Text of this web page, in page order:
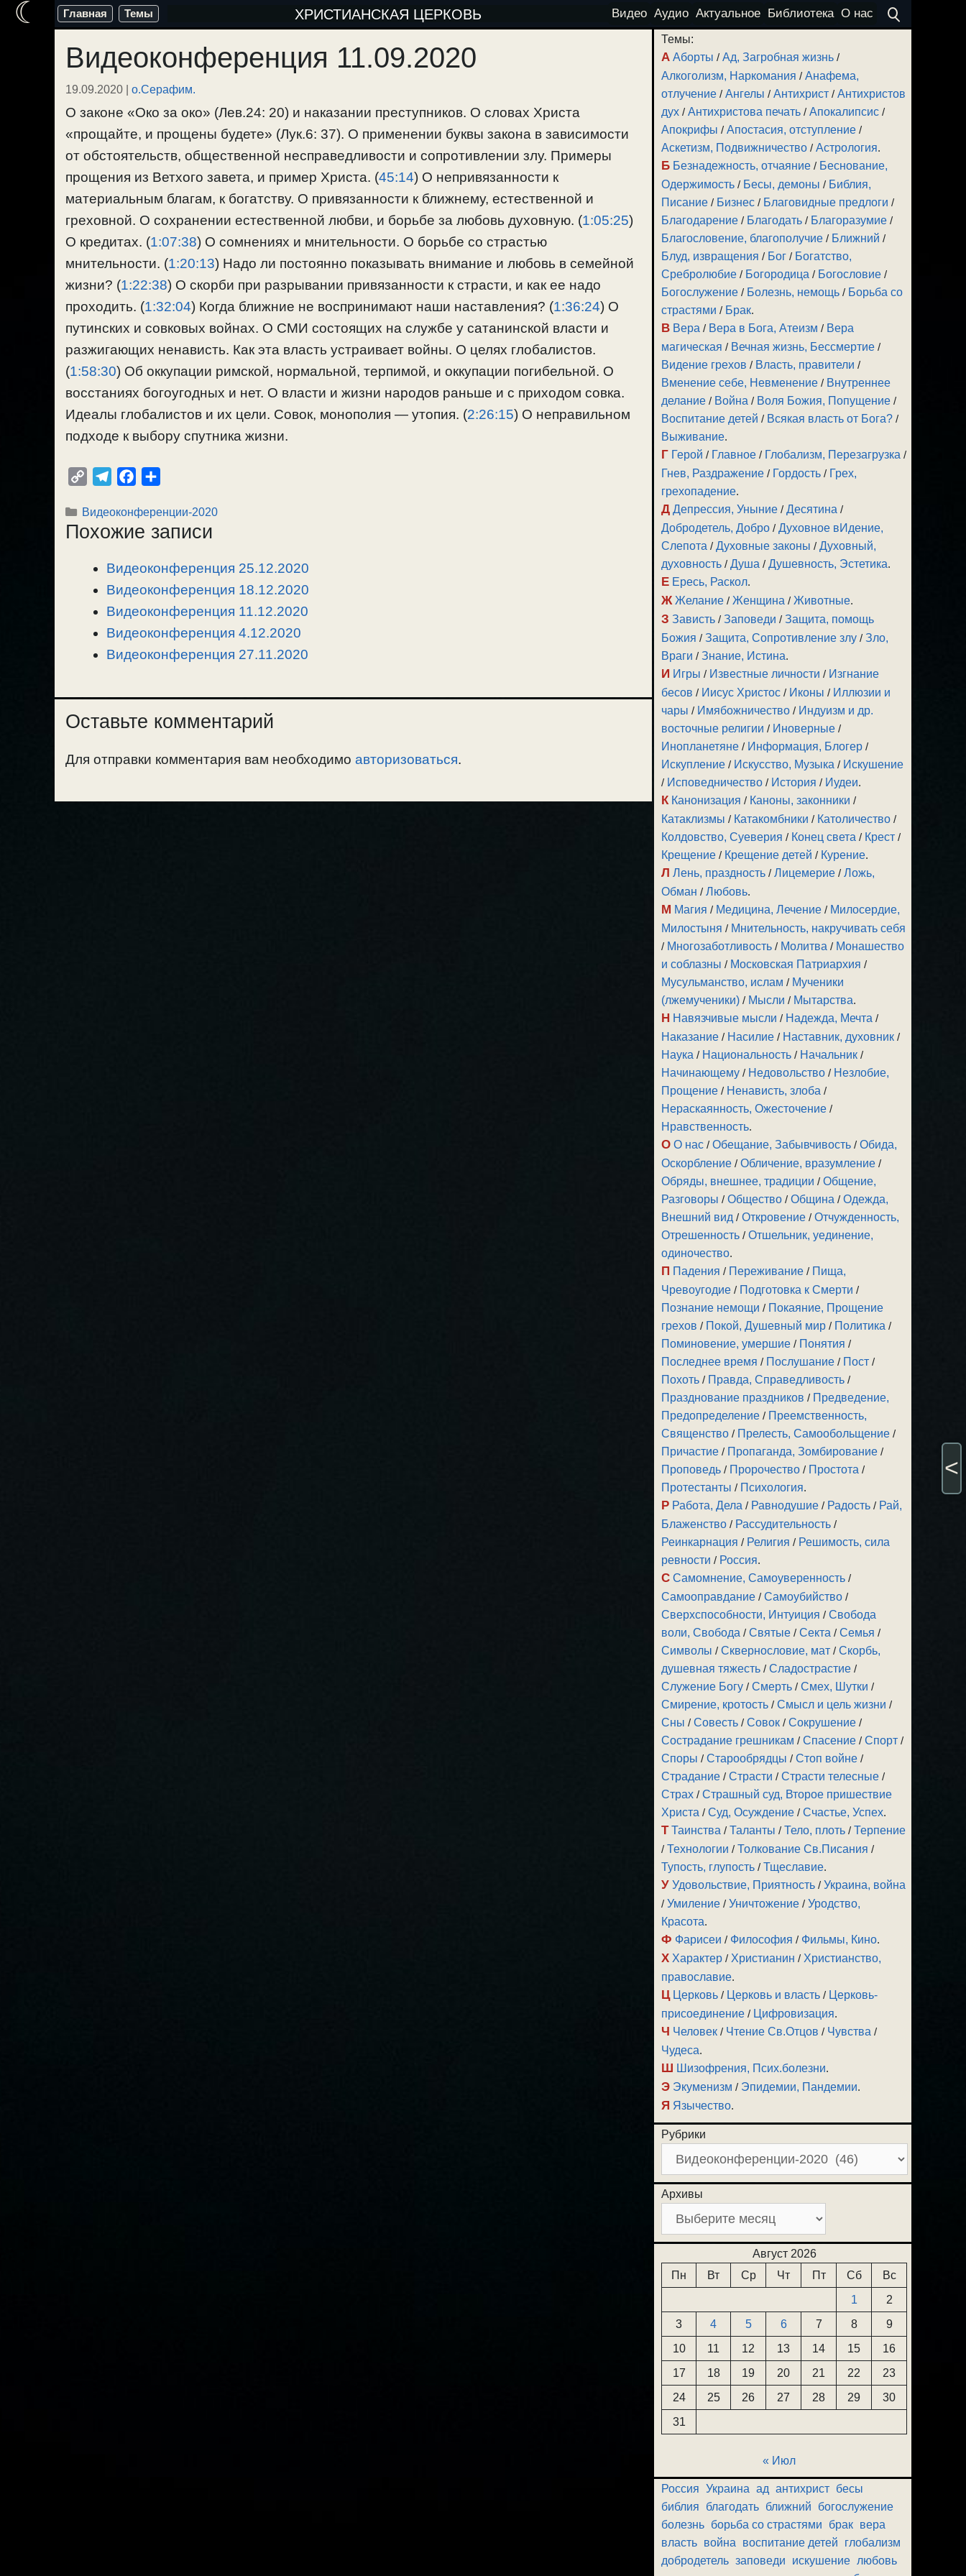
Перейти
содержимому
Главная Темы ХРИСТИАНСКАЯ ЦЕРКОВЬ Видео Аудио Актуальное Библиотека О нас
Видеоконференция 11.09.2020
19.09.2020 | о.Серафим.
О законе «Око за око» (Лев.24: 20) и наказании преступников. О словах Христа
«прощайте, и прощены будете» (Лук.6: 37). О применении буквы закона в зависимости
от обстоятельств, общественной несправедливости и сопротивлении злу. Примеры
прощения из Ветхого завета, и пример Христа. (45:14) О непривязанности к
материальным благам, к богатству. О привязанности к ближнему, естественной и
греховной. О сохранении естественной любви, и борьбе за любовь духовную. (1:05:25)
О кредитах. (1:07:38) О сомнениях и мнительности. О борьбе со страстью
мнительности. (1:20:13) Надо ли постоянно показывать внимание и любовь в семейной
жизни? (1:22:38) О скорби при разрывании привязанности к страсти, и как ее надо
проходить. (1:32:04) Когда ближние не воспринимают наши наставления? (1:36:24) О
путинских и совковых войнах. О СМИ состоящих на службе у сатанинской власти и
разжигающих ненависть. Как эта власть устраивает войны. О целях глобалистов.
(1:58:30) Об оккупации римской, нормальной, терпимой, и оккупации погибельной. О
восстаниях богоугодных и нет. О власти и жизни народов раньше и с приходом совка.
Идеалы глобалистов и их цели. Совок, монополия — утопия. (2:26:15) О неправильном
подходе к выбору спутника жизни.
p
y
l
e
r
a
m
c
e
o
o
k
п
р
в
и
т
Рубрики
Видеоконференции-2020
Похожие записи
Видеоконференция 25.12.2020
Видеоконференция 18.12.2020
Видеоконференция 11.12.2020
Видеоконференция 4.12.2020
Видеоконференция 27.11.2020
Оставьте комментарий
Для отправки комментария вам необходимо авторизоваться.
Темы:
А Аборты /Ад, Загробная жизнь /
Алкоголизм, Наркомания /Анафема,
отлучение /Ангелы /Антихрист /Антихристов
дух /Антихристова печать /Апокалипсис /
Апокрифы /Апостасия, отступление /
Аскетизм, Подвижничество /Астрология.
Б Безнадежность, отчаяние / Беснование,
Одержимость / Бесы, демоны / Библия,
Писание / Бизнес / Благовидные предлоги /
Благодарение / Благодать / Благоразумие /
Благословение, благополучие / Ближний /
Блуд, извращения / Бог / Богатство,
Сребролюбие / Богородица / Богословие /
Богослужение / Болезнь, немощь / Борьба со
страстями / Брак.
В Вера / Вера в Бога, Атеизм / Вера
магическая / Вечная жизнь, Бессмертие /
Видение грехов / Власть, правители /
Вменение себе, Невменение / Внутреннее
делание / Война / Воля Божия, Попущение /
Воспитание детей / Всякая власть от Бога? /
Выживание.
Г Герой / Главное / Глобализм, Перезагрузка /
Гнев, Раздражение / Гордость / Грех,
грехопадение.
Д Депрессия, Уныние /Десятина /
Добродетель, Добро /Духовное вИдение,
Слепота /Духовные законы /Духовный,
духовность /Душа /Душевность, Эстетика.
Е Ересь, Раскол.
Ж Желание /Женщина /Животные.
З Зависть /Заповеди /Защита, помощь
Божия /Защита, Сопротивление злу /Зло,
Враги /Знание, Истина.
И Игры / Известные личности / Изгнание
бесов / Иисус Христос / Иконы / Иллюзии и
чары / Имябожничество / Индуизм и др.
восточные религии / Иноверные /
Инопланетяне / Информация, Блогер /
Искупление / Искусство, Музыка / Искушение
/ Исповедничество / История / Иудеи.
К Канонизация / Каноны, законники /
Катаклизмы / Катакомбники / Католичество /
Колдовство, Суеверия / Конец света / Крест /
Крещение / Крещение детей / Курение.
Л Лень, праздность /Лицемерие /Ложь,
Обман /Любовь.
М Магия / Медицина, Лечение / Милосердие,
Милостыня / Мнительность, накручивать себя
/ Многозаботливость / Молитва / Монашество
и соблазны / Московская Патриархия /
Мусульманство, ислам / Мученики
(лжемученики) / Мысли / Мытарства.
Н Навязчивые мысли / Надежда, Мечта /
Наказание / Насилие / Наставник, духовник /
Наука / Национальность / Начальник /
Начинающему / Недовольство / Незлобие,
Прощение / Ненависть, злоба /
Нераскаянность, Ожесточение /
Нравственность.
О О нас /Обещание, Забывчивость /Обида,
Оскорбление /Обличение, вразумление /
Обряды, внешнее, традиции /Общение,
Разговоры /Общество /Община /Одежда,
Внешний вид /Откровение /Отчужденность,
Отрешенность /Отшельник, уединение,
одиночество.
П Падения / Переживание / Пища,
Чревоугодие / Подготовка к Смерти /
Познание немощи / Покаяние, Прощение
грехов / Покой, Душевный мир / Политика /
Поминовение, умершие / Понятия /
Последнее время / Послушание / Пост /
Похоть / Правда, Справедливость /
Празднование праздников / Предведение,
Предопределение / Преемственность,
Священство / Прелесть, Самообольщение /
Причастие / Пропаганда, Зомбирование /
Проповедь / Пророчество / Простота /
Протестанты / Психология.
Р Работа, Дела / Равнодушие / Радость / Рай,
Блаженство / Рассудительность /
Реинкарнация / Религия / Решимость, сила
ревности / Россия.
С Самомнение, Самоуверенность /
Самооправдание /Самоубийство /
Сверхспособности, Интуиция /Свобода
воли, Свобода /Святые /Секта /Семья /
Символы /Сквернословие, мат /Скорбь,
душевная тяжесть /Сладострастие /
Служение Богу /Смерть /Смех, Шутки /
Смирение, кротость /Смысл и цель жизни /
Сны /Совесть /Совок /Сокрушение /
Сострадание грешникам /Спасение /Спорт /
Споры /Старообрядцы /Стоп войне /
Страдание /Страсти /Страсти телесные /
Страх /Страшный суд, Второе пришествие
Христа /Суд, Осуждение /Счастье, Успех.
Т Таинства /Таланты /Тело, плоть /Терпение
/Технологии /Толкование Св.Писания /
Тупость, глупость /Тщеславие.
У Удовольствие, Приятность /Украина, война
/Умиление /Уничтожение /Уродство,
Красота.
Ф Фарисеи / Философия / Фильмы, Кино.
Х Характер / Христианин / Христианство,
православие.
Ц Церковь / Церковь и власть / Церковь-
присоединение / Цифровизация.
Ч Человек / Чтение Св.Отцов / Чувства /
Чудеса.
Ш Шизофрения, Псих.болезни.
Э Экуменизм / Эпидемии, Пандемии.
Я Язычество.
Рубрики
Архивы
Август 2026
Пн
Вт Ср Чт Пт Сб
Вс
1
2
3
4 5 6 7 8
9
10
11 12 13 14 15
16
17
18 19 20 21 22
23
24
25 26 27 28 29
30
31
« Июл
Россия Украина ад антихрист бесы
библия
благодать ближний
богослужение
болезнь борьба со страстями брак вера
власть война воспитание детей
глобализм
добродетель заповеди искушение любовь
☾
<